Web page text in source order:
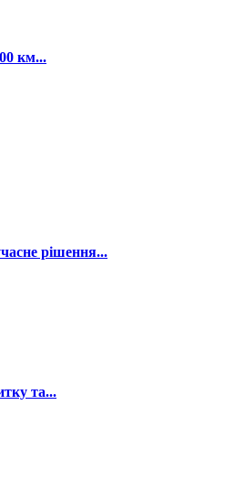
км...
рішення...
та...